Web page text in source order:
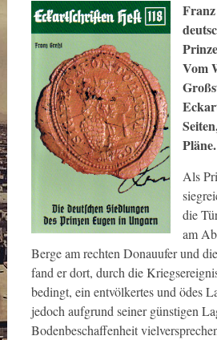
Vom
Als
die
am
Berge am rechten Donauufer und
fand er dort, durch die
bedingt, ein entvölkertes und ödes
jedoch aufgrund seiner günstigen
Bodenbeschaffenheit